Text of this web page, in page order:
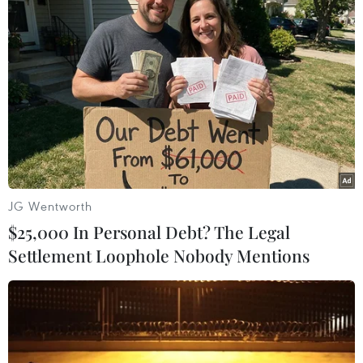
#bất động sản #giá nhà
#lãi suất
#cho vay
Anh
Theo dõi VietnamPlus
JG Wentworth
$25,000 In Personal Debt? The Legal
Settlement Loophole Nobody Mentions